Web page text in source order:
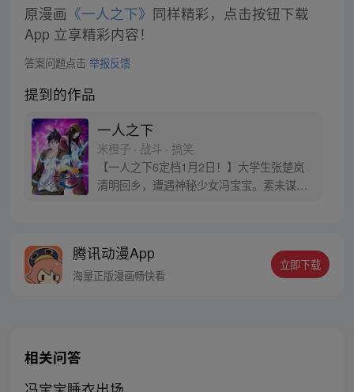
原漫画 《一人之下》 同样精彩，点击按钮下载
App 立享精彩内容！
答案问题点击 举报反馈
提到的作品
一人之下
米橙子 · 战斗 · 搞笑
【一人之下6定档1月2日！】大学生张楚岚
清明回乡，遭遇神秘少女冯宝宝。素未谋面
密，张楚岚的生活被彻底颠覆，与冯宝宝一
同踏上“异人”之旅。
腾讯动漫App
海量正版漫画畅快看
立即下载
相关问答